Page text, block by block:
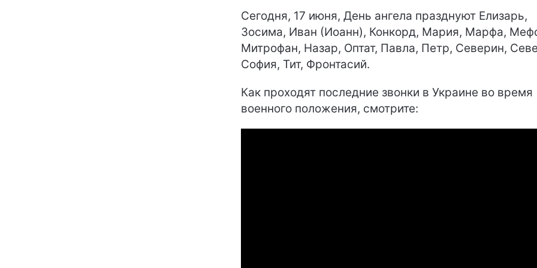
Сегодня, 17 июня, День ангела празднуют Елизарь,
Зосима, Иван (Иоанн), Конкорд, Мария, Марфа,
Митрофан, Назар, Оптат, Павла, Петр, Северин,
София, Тит, Фронтасий.
Как проходят последние звонки в Украине во время
военного положения, смотрите: